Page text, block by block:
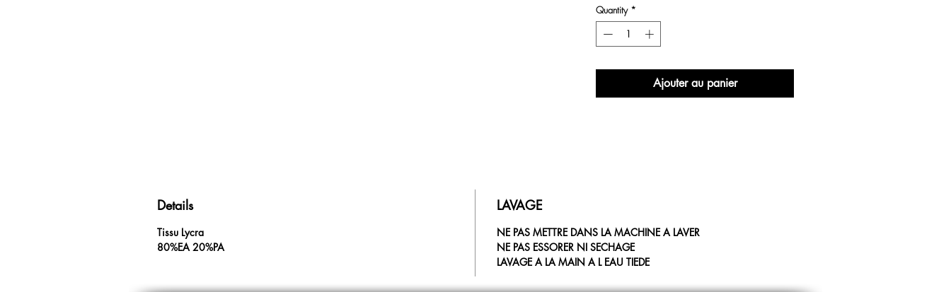
Quantity *
Ajouter au panier
Details
Tissu Lycra
80%EA 20%PA
LAVAGE
NE PAS METTRE DANS LA MACHINE A LAVER
NE PAS ESSORER NI SECHAGE
LAVAGE A LA MAIN A L EAU TIEDE